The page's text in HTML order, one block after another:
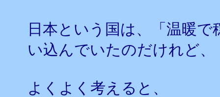
日本という国は、「温暖
い込んでいたのだけれど、
よくよく考えると、